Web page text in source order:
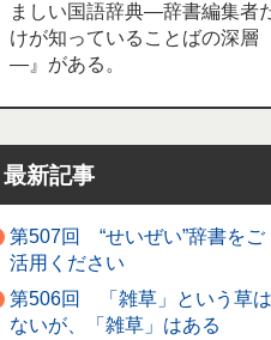
ましい国語辞典―辞書編集者
けが知っていることばの深層
―』がある。
最新記事
第507回 “せいぜい”辞書をご
活用ください
第506回 「雑草」という草は
ないが、「雑草」はある